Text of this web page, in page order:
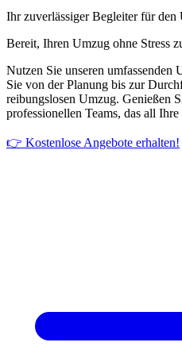
Ihr zuverlässiger Begleiter für den
Bereit, Ihren Umzug ohne Stress
Nutzen Sie unseren umfassenden
Sie von der Planung bis zur
reibungslosen Umzug. Genießen
professionellen Teams, das all
👉 Kostenlose Angebote erhalten!